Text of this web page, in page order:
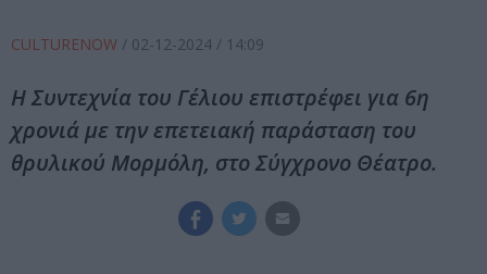
CULTURENOW / 02-12-2024 / 14:09
Η Συντεχνία του Γέλιου επιστρέφει για 6η
χρονιά με την επετειακή παράσταση του
θρυλικού Μορμόλη, στο Σύγχρονο Θέατρο.